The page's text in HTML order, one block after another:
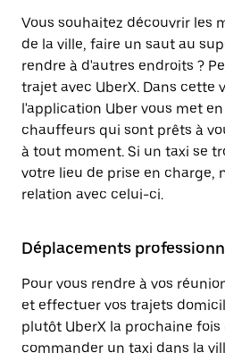
Vous souhaitez découvrir les
de la ville, faire un saut au
rendre à d'autres endroits ?
trajet avec UberX. Dans cette
l'application Uber vous met
chauffeurs qui sont prêts à
à tout moment. Si un taxi se
votre lieu de prise en charge,
relation avec celui-ci.
Déplacements
Pour vous rendre à vos
et effectuer vos trajets
plutôt UberX la prochaine fois
commander un taxi dans la